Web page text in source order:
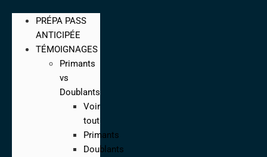
PRÉPA PASS
ANTICIPÉE
TÉMOIGNAGES
Primants
vs
Doublants
Voir
tout
Primants
Doublants